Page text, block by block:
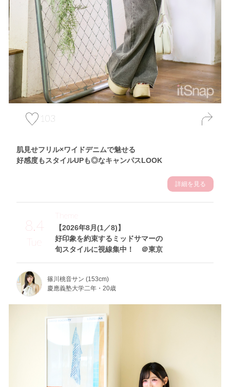
103
肌見せフリル×ワイドデニムで魅せる
好感度もスタイルUPも◎なキャンパスLOOK
詳細を見る
8.4
Tue
【2026年8月(1／8)】
好印象を約束するミッドサマーの
旬スタイルに視線集中！ ＠東京
Theme
篠川桃音サン (153cm)
慶應義塾大学二年・20歳